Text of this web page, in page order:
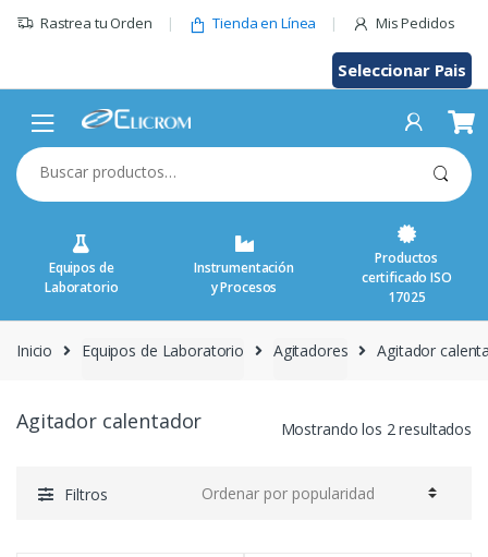
Rastrea tu Orden Tienda en Línea Mis Pedidos
Seleccionar Pais
Buscar
por:
Equipos de
Laboratorio
Instrumentación
y Procesos
Productos
certificado ISO
17025
Inicio Equipos de Laboratorio Agitadores Agitador
Agitador calentador Mostrando los 2 resultados
Filtros